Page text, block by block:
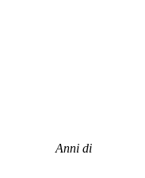
Anni di